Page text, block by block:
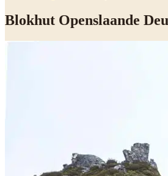
Blokhut Openslaande